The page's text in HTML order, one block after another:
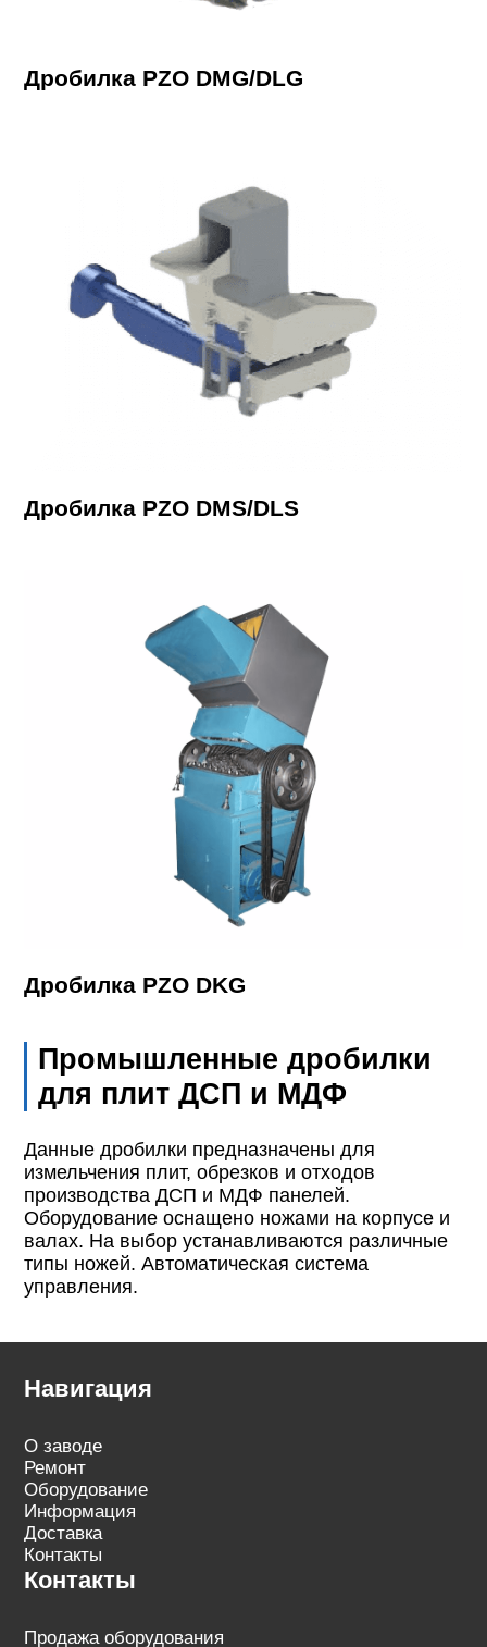
Дробилка PZO DMG/DLG
Дробилка PZO DMS/DLS
Дробилка PZO DKG
Промышленные дробилки
для плит ДСП и МДФ
Данные дробилки предназначены для
измельчения плит, обрезков и отходов
производства ДСП и МДФ панелей.
Оборудование оснащено ножами на корпусе и
валах. На выбор устанавливаются различные
типы ножей. Автоматическая система
управления.
Навигация
О заводе
Ремонт
Оборудование
Информация
Доставка
Контакты
Контакты
Продажа оборудования